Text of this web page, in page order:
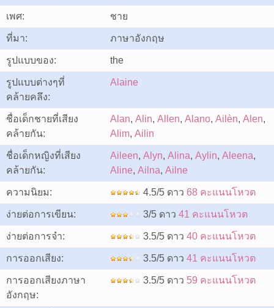
เพศ: ชาย
ที่มา: ภาษาอังกฤษ
รูปแบบของ: the
รูปแบบต่างๆที่
คล้ายคลึง:
Alaine
ชื่อเด็กชายที่เสียง
คล้ายกัน:
Alan, Alin, Allen, Alano, Ailèn, Alen,
Alim, Ailin
ชื่อเด็กหญิงที่เสียง
คล้ายกัน:
Aileen, Alyn, Alina, Aylin, Aleena,
Aline, Ailna, Ailne
ความนิยม: 4.5/5 ดาว 68 คะแนนโหวต
ง่ายต่อการเขียน: 3/5 ดาว 41 คะแนนโหวต
ง่ายต่อการจำ: 3.5/5 ดาว 40 คะแนนโหวต
การออกเสียง: 3.5/5 ดาว 41 คะแนนโหวต
การออกเสียงภาษา
อังกฤษ:
3.5/5 ดาว 59 คะแนนโหวต